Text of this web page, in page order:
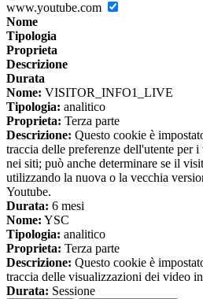
www.youtube.com
Nome
Tipologia
Proprieta
Descrizione
Durata
Nome: VISITOR_INFO1_LIVE
Tipologia: analitico
Proprieta: Terza parte
Descrizione: Questo cookie è
traccia delle preferenze dell'utente per
nei siti; può anche determinare se il
utilizzando la nuova o la vecchia
Youtube.
Durata: 6 mesi
Nome: YSC
Tipologia: analitico
Proprieta: Terza parte
Descrizione: Questo cookie è
traccia delle visualizzazioni dei video
Durata: Sessione